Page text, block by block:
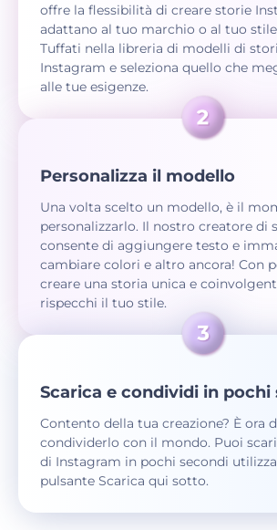
offre la flessibilità di creare storie
adattano al tuo marchio o al tuo stile
Tuffati nella libreria di modelli di
Instagram e seleziona quello che
alle tue esigenze.
Personalizza il modello
Una volta scelto un modello, è il
personalizzarlo. Il nostro creatore di
consente di aggiungere testo e
cambiare colori e altro ancora! Con
creare una storia unica e
rispecchi il tuo stile.
Scarica e condividi in pochi
Contento della tua creazione? È ora
condividerlo con il mondo. Puoi
di Instagram in pochi secondi
pulsante Scarica qui sotto.